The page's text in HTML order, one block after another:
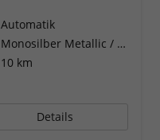
Automatik
Monosilber Metallic / Energetic Orange Metallic
10 km
Details